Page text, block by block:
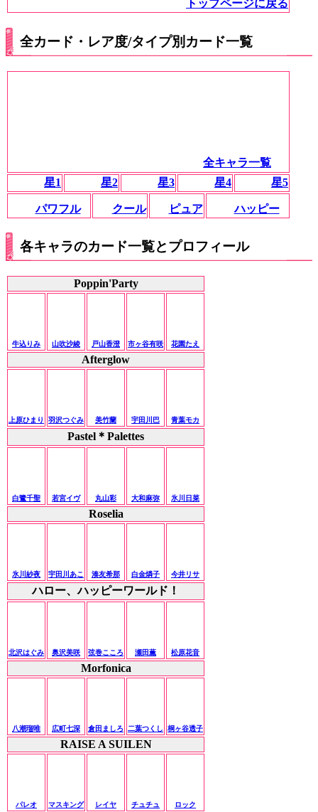
トップページに戻る
全カード・レア度/タイプ別カード一覧
全キャラ一覧
星1
星2 星3 星4 星5
パワフル クール ピュア ハッピー
各キャラのカード一覧とプロフィール
Poppin'Party
牛込りみ 山吹沙綾 戸山香澄 市ヶ谷有咲 花園たえ
Afterglow
上原ひまり 羽沢つぐみ 美竹蘭 宇田川巴 青葉モカ
Pastel＊Palettes
白鷺千聖 若宮イヴ 丸山彩 大和麻弥 氷川日菜
Roselia
氷川紗夜 宇田川あこ 湊友希那 白金燐子 今井リサ
ハロー、ハッピーワールド！
北沢はぐみ 奥沢美咲 弦巻こころ 瀬田薫 松原花音
Morfonica
八潮瑠唯 広町七深 倉田ましろ 二葉つくし 桐ヶ谷透子
RAISE A SUILEN
パレオ マスキング レイヤ チュチュ ロック